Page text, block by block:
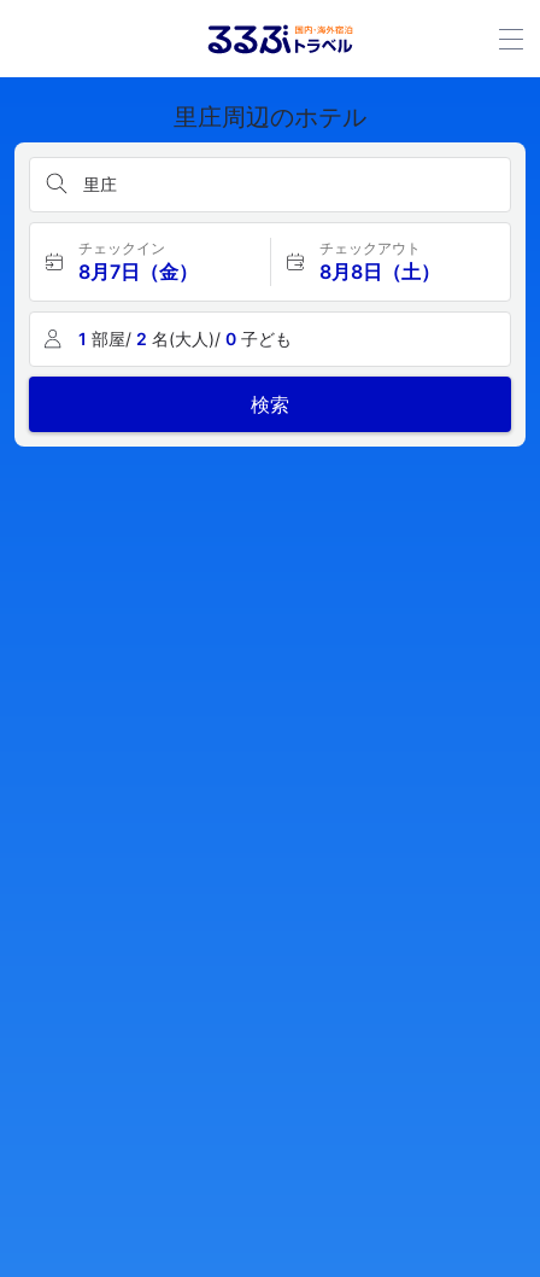
里庄周辺のホテル
里庄
チェックイン
8月7日（金）
チェックアウト
8月8日（土）
1 部屋/ 2 名(大人)/ 0 子ども
検索